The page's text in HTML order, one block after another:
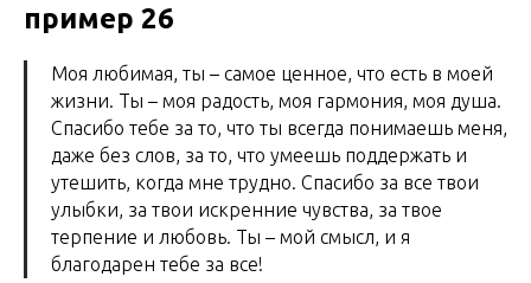
пример 26
Моя любимая, ты – самое ценное, что есть в моей
жизни. Ты – моя радость, моя гармония, моя душа.
Спасибо тебе за то, что ты всегда понимаешь меня,
даже без слов, за то, что умеешь поддержать и
утешить, когда мне трудно. Спасибо за все твои
улыбки, за твои искренние чувства, за твое
терпение и любовь. Ты – мой смысл, и я
благодарен тебе за все!